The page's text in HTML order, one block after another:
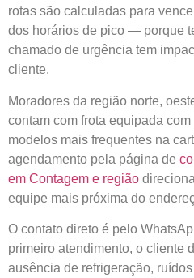
rotas são calculadas para
dos horários de pico — porque
chamado de urgência tem
cliente.
Moradores da região norte,
contam com frota equipada
modelos mais frequentes na
agendamento pela página de
em Contagem e região
equipe mais próxima do
O contato direto é pelo
primeiro atendimento, o cliente
ausência de refrigeração,